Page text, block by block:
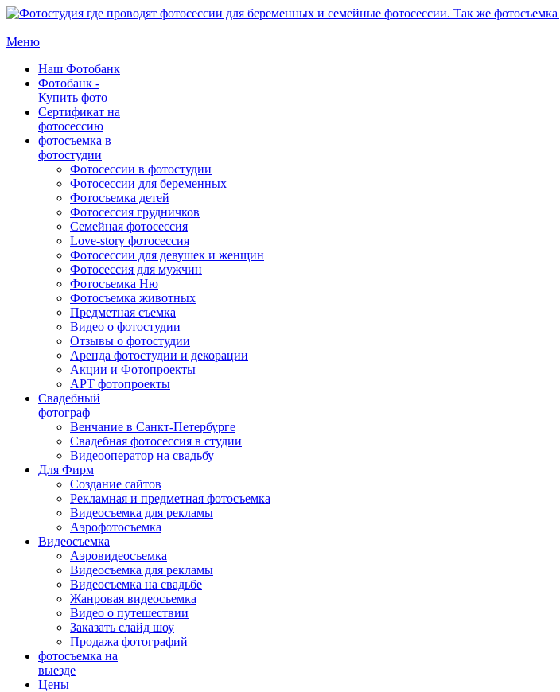
Меню
Наш Фотобанк
Фотобанк -
Купить фото
Сертификат на
фотосессию
фотосъемка в
фотостудии
Фотосессии в фотостудии
Фотосессии для беременных
Фотосъемка детей
Фотосессия грудничков
Семейная фотосессия
Love-story фотосессия
Фотосессии для девушек и женщин
Фотосессия для мужчин
Фотосъемка Ню
Фотосъемка животных
Предметная съемка
Видео о фотостудии
Отзывы о фотостудии
Аренда фотостудии и декорации
Акции и Фотопроекты
АРТ фотопроекты
Свадебный
фотограф
Венчание в Санкт-Петербурге
Свадебная фотосессия в студии
Видеооператор на свадьбу
Для Фирм
Создание сайтов
Рекламная и предметная фотосъемка
Видеосъемка для рекламы
Аэрофотосъемка
Видеосъемка
Аэровидеосъемка
Видеосъемка для рекламы
Видеосъемка на свадьбе
Жанровая видеосъемка
Видео о путешествии
Заказать слайд шоу
Продажа фотографий
фотосъемка на
выезде
Цены